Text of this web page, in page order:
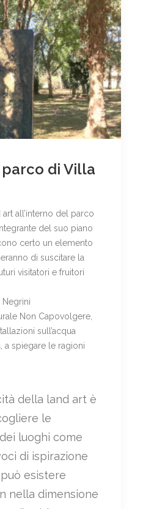
di Villa
all’interno del parco
del suo piano
certo un elemento
di suscitare la
visitatori e fruitori
Negrini
Non Capovolgere,
sull’acqua
a spiegare le ragioni
della land art è
le
luoghi come
di ispirazione
esistere
nella dimensione